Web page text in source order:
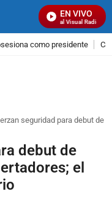
EN VIVO
Señal Visual Radio
como presidente
seguridad para debut de
debut de
el